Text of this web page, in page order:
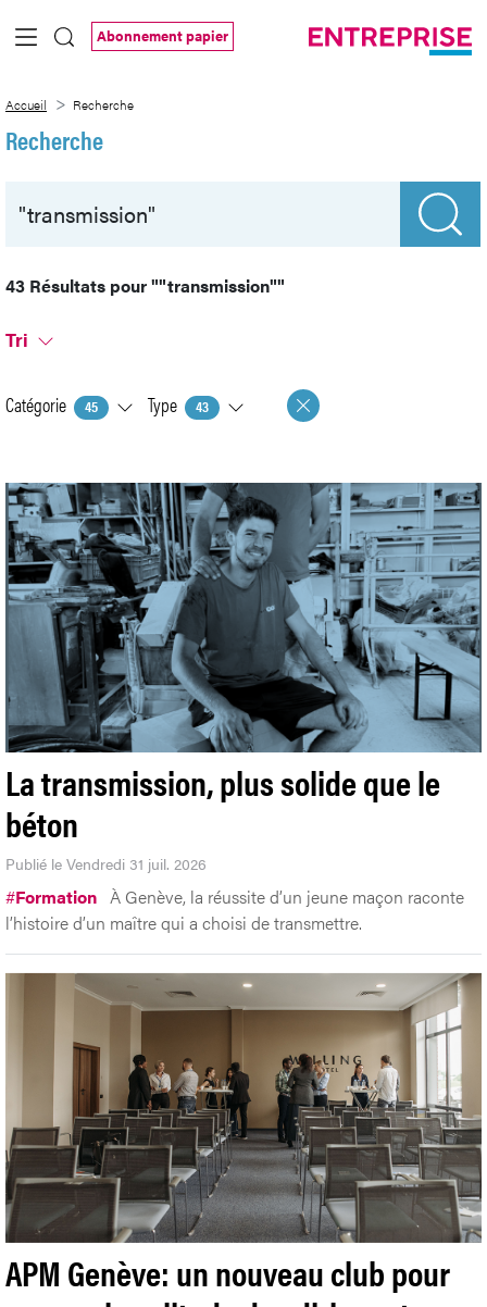
Saut au contenu principal
Abonnement papier
Accueil Recherche
Recherche
43 Résultats pour""transmission""
Tri
Catégorie 45 Type 43
La transmission, plus solide que le
béton
Publié le Vendredi 31 juil. 2026
#Formation À Genève, la réussite d’un jeune maçon raconte
l’histoire d’un maître qui a choisi de transmettre.
APM Genève: un nouveau club pour